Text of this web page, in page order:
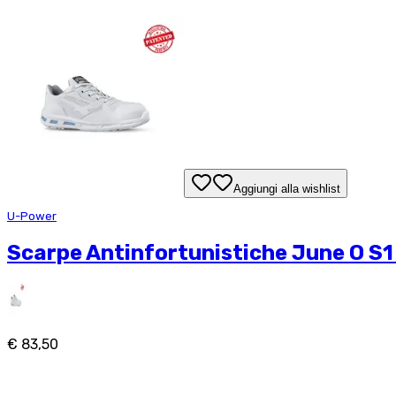
Aggiungi alla wishlist
U-Power
Scarpe Antinfortunistiche June O S1
€ 83,50